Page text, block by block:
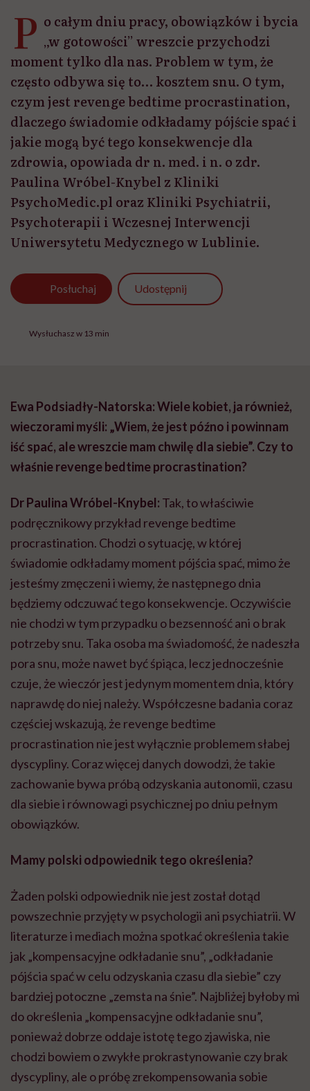
P o całym dniu pracy, obowiązków i bycia
„w gotowości” wreszcie przychodzi
moment tylko dla nas. Problem w tym, że
często odbywa się to… kosztem snu. O tym,
czym jest revenge bedtime procrastination,
dlaczego świadomie odkładamy pójście spać i
jakie mogą być tego konsekwencje dla
zdrowia, opowiada dr n. med. i n. o zdr.
Paulina Wróbel-Knybel z Kliniki
PsychoMedic.pl oraz Kliniki Psychiatrii,
Psychoterapii i Wczesnej Interwencji
Uniwersytetu Medycznego w Lublinie.
Posłuchaj Udostępnij
Wysłuchasz w 13 min
Ewa Podsiadły-Natorska: Wiele kobiet, ja również,
wieczorami myśli: „Wiem, że jest późno i powinnam
iść spać, ale wreszcie mam chwilę dla siebie”. Czy to
właśnie revenge bedtime procrastination?
Dr Paulina Wróbel-Knybel: Tak, to właściwie
podręcznikowy przykład revenge bedtime
procrastination. Chodzi o sytuację, w której
świadomie odkładamy moment pójścia spać, mimo że
jesteśmy zmęczeni i wiemy, że następnego dnia
będziemy odczuwać tego konsekwencje. Oczywiście
nie chodzi w tym przypadku o bezsenność ani o brak
potrzeby snu. Taka osoba ma świadomość, że nadeszła
pora snu, może nawet być śpiąca, lecz jednocześnie
czuje, że wieczór jest jedynym momentem dnia, który
naprawdę do niej należy. Współczesne badania coraz
częściej wskazują, że revenge bedtime
procrastination nie jest wyłącznie problemem słabej
dyscypliny. Coraz więcej danych dowodzi, że takie
zachowanie bywa próbą odzyskania autonomii, czasu
dla siebie i równowagi psychicznej po dniu pełnym
obowiązków.
Mamy polski odpowiednik tego określenia?
Żaden polski odpowiednik nie jest został dotąd
powszechnie przyjęty w psychologii ani psychiatrii. W
literaturze i mediach można spotkać określenia takie
jak „kompensacyjne odkładanie snu”, „odkładanie
pójścia spać w celu odzyskania czasu dla siebie” czy
bardziej potoczne „zemsta na śnie”. Najbliżej byłoby mi
do określenia „kompensacyjne odkładanie snu”,
ponieważ dobrze oddaje istotę tego zjawiska, nie
chodzi bowiem o zwykłe prokrastynowanie czy brak
dyscypliny, ale o próbę zrekompensowania sobie